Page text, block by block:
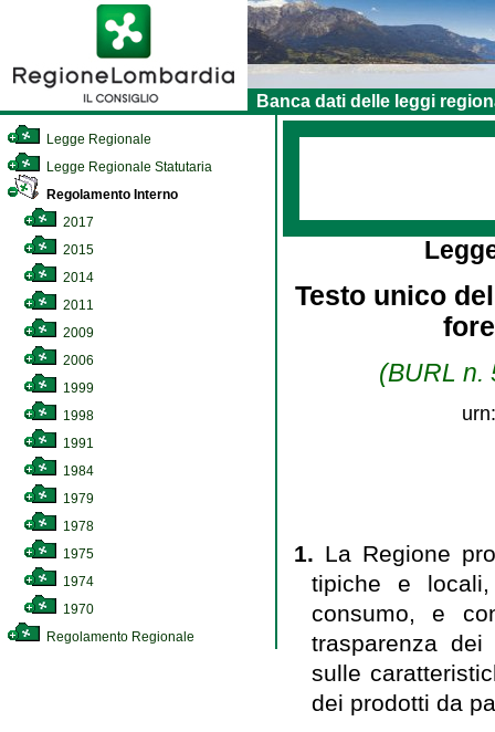
Banca dati delle leggi
Legge Regionale
Legge Regionale Statutaria
Regolamento Interno
2017
2015
2014
2011
2009
2006
1999
1998
1991
1984
1979
1978
1975
1974
1970
Regolamento Regionale
Testo unico
(BURL n.
1. La Regione
tipiche e
consumo, e
trasparenza dei
sulle
dei prodotti da